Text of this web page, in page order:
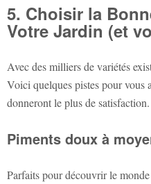
5. Choisir la
Votre Jardin (et
Avec des milliers de variétés
Voici quelques pistes pour vous
donneront le plus de satisfaction.
Piments doux à
Parfaits pour découvrir le